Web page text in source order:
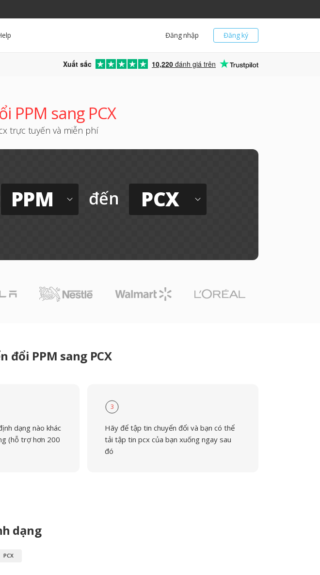
Đăng ký
Đăng nhập
Xuất sắc 10,220 đánh giá trên
PPM sang PCX
trực tuyến và miễn phí
PPM đến PCX
đổi PPM sang PCX
dạng nào khác
(hỗ trợ hơn 200
3
Hãy để tập tin chuyển đổi và bạn có thể
tải tập tin pcx của bạn xuống ngay sau
đó
dạng
PCX